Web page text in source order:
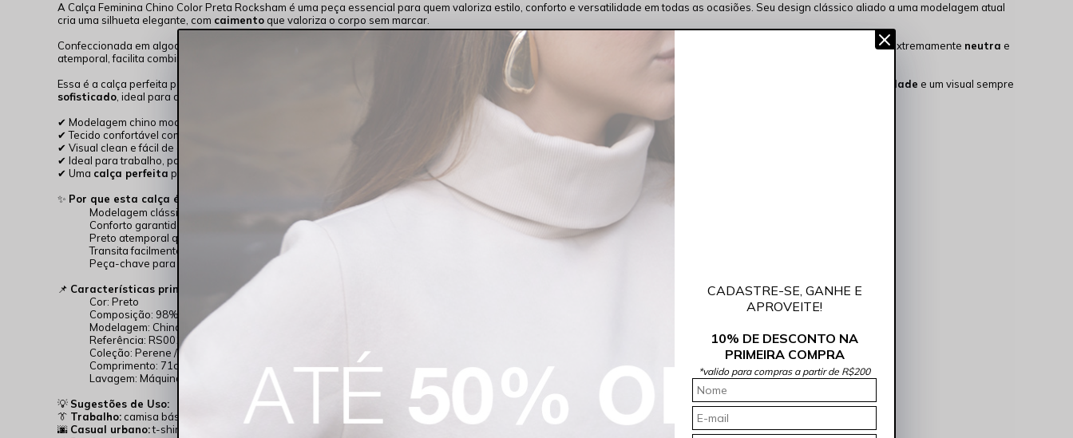
A Calça Feminina Chino Color Preta Rocksham é uma peça essencial para quem valoriza estilo, conforto e versatilidade em todas as ocasiões. Seu design clássico aliado a uma modelagem atual
cria uma silhueta elegante, com caimentoque valoriza o corpo sem marcar.
Confeccionada em algodão com elastano, oferece flexibilidade na medida certa, garantindo liberdade de movimentos e conforto prolongado ao longo do dia. A cor preta, extremamente neutra e
atemporal, facilita combinações infinitas, do look de trabalho ao visual casual chic.
Essa é a calça perfeita para compor produções modernas com t-shirts, camisas, blusas fluidas ou até tricôs leves. Seu acabamento impecável entrega
praticidade e um visual sempre
sofisticado , ideal para quem busca uma peça curinga no guarda-roupa.
✔ Modelagem chino moderna e elegante
✔ Tecido confortável com elasticidade
✔ Visual clean e fácil de combinar
✔ Ideal para trabalho, passeios e uso diário
✔ Uma calça perfeita para acompanhar todas as estações
✨ Por que esta calça é essencial na Coleção Perene?
Modelagem clássica que nunca sai de moda
Conforto garantido para uso prolongado
Preto atemporal que valoriza qualquer produção
Transita facilmente do dia para a noite
Peça-chave para um guarda-roupa funcional
📌 Características principais:
Cor: Preto
Composição: 98% algodão, 2% elastano
Modelagem: Chino
Referência: RS00126
Coleção: Perene / Fixa
Comprimento: 71cm de Entrepernas
Lavagem: Máquina (lavar do avesso)
💡 Sugestões de Uso:
👔 Trabalho: camisa básica + sapato fechado
🌆 Casual urbano:t-shirt + tênis
CADASTRE-SE, GANHE E
APROVEITE!
10% DE DESCONTO NA
PRIMEIRA COMPRA
*valido para compras a partir de R$200